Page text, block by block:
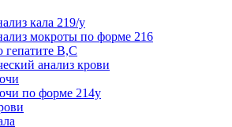
кала 219/у
мокроты по форме 216
гепатите B,C
анализ крови
по форме 214у